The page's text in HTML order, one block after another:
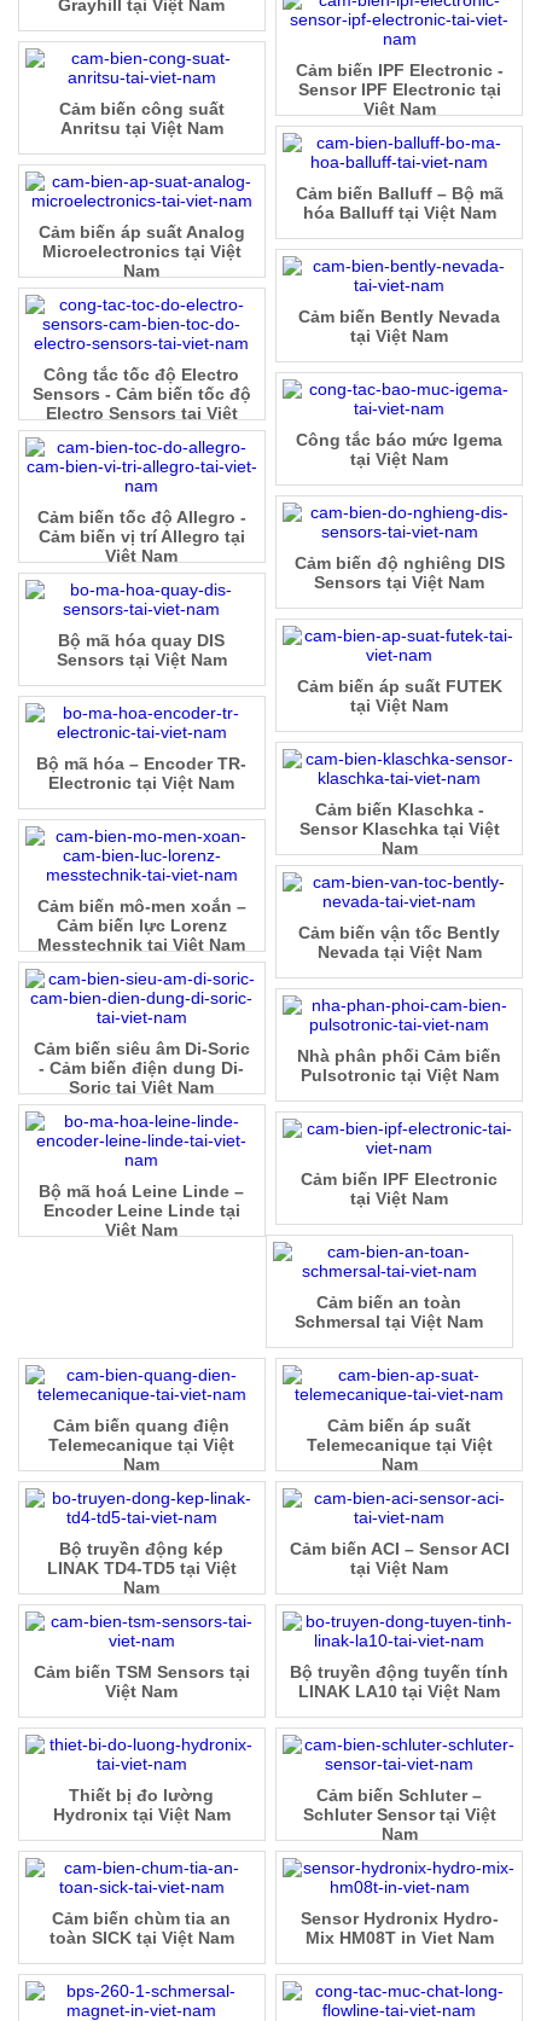
Grayhill tại Việt Nam
Cảm biến IPF Electronic -
Sensor IPF Electronic tại
Việt Nam
Cảm biến công suất
Anritsu tại Việt Nam
Cảm biến Balluff – Bộ mã
hóa Balluff tại Việt Nam
Cảm biến áp suất Analog
Microelectronics tại Việt
Nam
Cảm biến Bently Nevada
tại Việt Nam
Công tắc tốc độ Electro
Sensors - Cảm biến tốc độ
Electro Sensors tại Việt
Nam
Công tắc báo mức Igema
tại Việt Nam
Cảm biến tốc độ Allegro -
Cảm biến vị trí Allegro tại
Việt Nam
Cảm biến độ nghiêng DIS
Sensors tại Việt Nam
Bộ mã hóa quay DIS
Sensors tại Việt Nam
Cảm biến áp suất FUTEK
tại Việt Nam
Bộ mã hóa – Encoder TR-
Electronic tại Việt Nam
Cảm biến Klaschka -
Sensor Klaschka tại Việt
Nam
Cảm biến mô-men xoắn –
Cảm biến lực Lorenz
Messtechnik tại Việt Nam
Cảm biến vận tốc Bently
Nevada tại Việt Nam
Cảm biến siêu âm Di-Soric
- Cảm biến điện dung Di-
Soric tại Việt Nam
Nhà phân phối Cảm biến
Pulsotronic tại Việt Nam
Bộ mã hoá Leine Linde –
Encoder Leine Linde tại
Việt Nam
Cảm biến IPF Electronic
tại Việt Nam
Cảm biến an toàn
Schmersal tại Việt Nam
Cảm biến áp suất
Telemecanique tại Việt
Nam
Cảm biến quang điện
Telemecanique tại Việt
Nam
Cảm biến ACI – Sensor ACI
tại Việt Nam
Bộ truyền động kép
LINAK TD4-TD5 tại Việt
Nam
Bộ truyền động tuyến tính
LINAK LA10 tại Việt Nam
Cảm biến TSM Sensors tại
Việt Nam
Cảm biến Schluter –
Schluter Sensor tại Việt
Nam
Thiết bị đo lường
Hydronix tại Việt Nam
Sensor Hydronix Hydro-
Mix HM08T in Viet Nam
Cảm biến chùm tia an
toàn SICK tại Việt Nam